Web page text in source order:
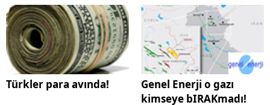
Türkler para avında!
Genel Enerji o gazı
kimseye bIRAKmadı!